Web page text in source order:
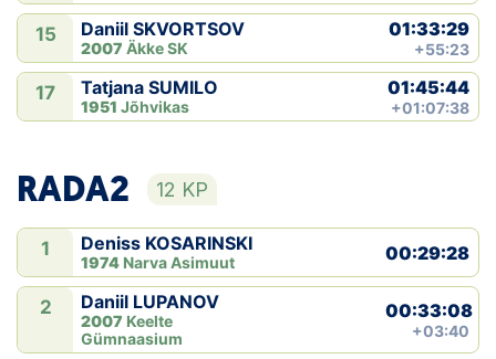
15 Daniil SKVORTSOV
2007 Äkke SK
01:33:29
+55:23
17 Tatjana SUMILO
1951 Jõhvikas
01:45:44
+01:07:38
RADA2 12 KP
1 Deniss KOSARINSKI
1974 Narva Asimuut 00:29:28
2 Daniil LUPANOV
2007 Keelte
Gümnaasium
00:33:08
+03:40